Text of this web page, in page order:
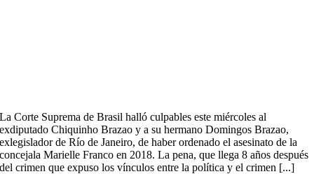
La Corte Suprema de Brasil halló culpables este miércoles al
exdiputado Chiquinho Brazao y a su hermano Domingos Brazao,
exlegislador de Río de Janeiro, de haber ordenado el asesinato de la
concejala Marielle Franco en 2018. La pena, que llega 8 años después
del crimen que expuso los vínculos entre la política y el crimen [...]